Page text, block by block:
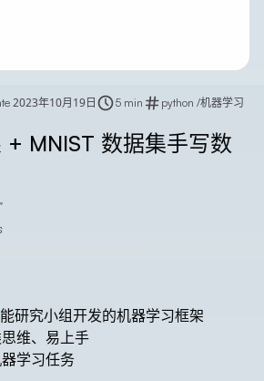
2023年10月19日 5 min python /机器学习
+ MNIST 数据集手写数
研究小组开发的机器学习框架
维、易上手
学习任务